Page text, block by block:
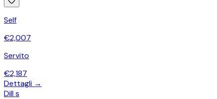
Self
€2,007
Servito
€2,187
Dettagli →
Dill s